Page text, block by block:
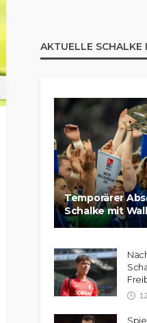
AKTUELLE SCHALKE
Temporärer
Schalke mit